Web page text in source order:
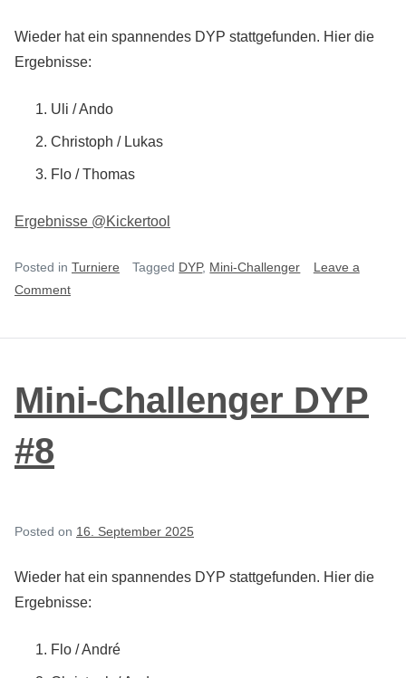
Wieder hat ein spannendes DYP stattgefunden. Hier die
Ergebnisse:
Uli / Ando
Christoph / Lukas
Flo / Thomas
Ergebnisse @Kickertool
Posted in Turniere Tagged DYP, Mini-Challenger
Leave a
Commenton
Mini-Challenger DYP
#8
Posted on 16. September 2025
Wieder hat ein spannendes DYP stattgefunden. Hier die
Ergebnisse:
Flo / André